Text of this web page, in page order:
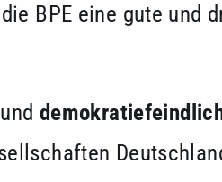
BPE eine gute und
und